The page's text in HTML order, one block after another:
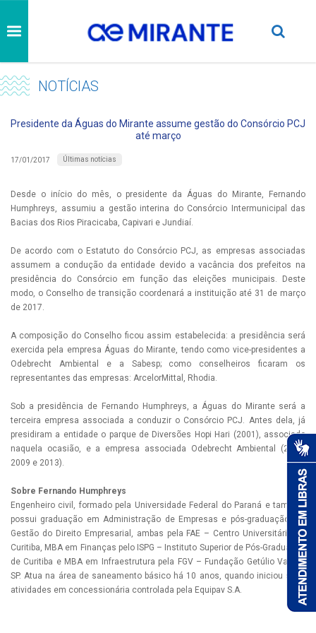
NOTÍCIAS
Presidente da Águas do Mirante assume gestão do Consórcio PCJ
até março
17/01/2017 Últimas notícias
Desde o início do mês, o presidente da Águas do Mirante, Fernando
Humphreys, assumiu a gestão interina do Consórcio Intermunicipal das
Bacias dos Rios Piracicaba, Capivari e Jundiaí.
De acordo com o Estatuto do Consórcio PCJ, as empresas associadas
assumem a condução da entidade devido a vacância dos prefeitos na
presidência do Consórcio em função das eleições municipais. Deste
modo, o Conselho de transição coordenará a instituição até 31 de março
de 2017.
A composição do Conselho ficou assim estabelecida: a presidência será
exercida pela empresa Águas do Mirante, tendo como vice-presidentes a
Odebrecht Ambiental e a Sabesp; como conselheiros ficaram os
representantes das empresas: ArcelorMittal, Rhodia.
Sob a presidência de Fernando Humphreys, a Águas do Mirante será a
terceira empresa associada a conduzir o Consórcio PCJ. Antes dela, já
presidiram a entidade o parque de Diversões Hopi Hari (2001), associado
naquela ocasião, e a empresa associada Odebrecht Ambiental (2005,
2009 e 2013).
Sobre Fernando Humphreys
Engenheiro civil, formado pela Universidade Federal do Paraná e também
possui graduação em Administração de Empresas e pós-graduação em
Gestão do Direito Empresarial, ambas pela FAE – Centro Universitário de
Curitiba, MBA em Finanças pelo ISPG – Instituto Superior de Pós-Graduação
de Curitiba e MBA em Infraestrutura pela FGV – Fundação Getúlio Vargas
SP. Atua na área de saneamento básico há 10 anos, quando iniciou suas
atividades em concessionária controlada pela Equipav S.A.